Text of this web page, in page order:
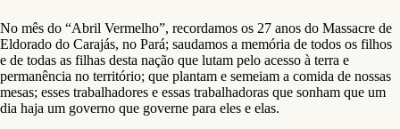
No mês do “Abril Vermelho”, recordamos os 27 anos do Massacre de
Eldorado do Carajás, no Pará; saudamos a memória de todos os filhos
e de todas as filhas desta nação que lutam pelo acesso à terra e
permanência no território; que plantam e semeiam a comida de nossas
mesas; esses trabalhadores e essas trabalhadoras que sonham que um
dia haja um governo que governe para eles e elas.